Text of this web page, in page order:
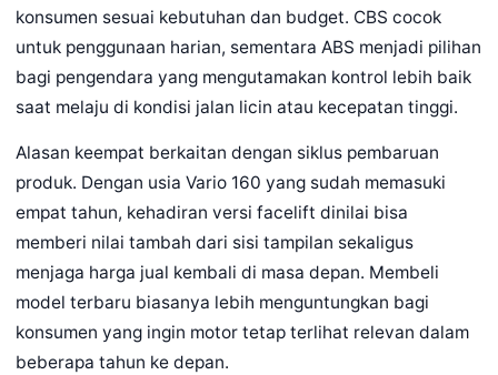
konsumen sesuai kebutuhan dan budget. CBS cocok
untuk penggunaan harian, sementara ABS menjadi pilihan
bagi pengendara yang mengutamakan kontrol lebih baik
saat melaju di kondisi jalan licin atau kecepatan tinggi.
Alasan keempat berkaitan dengan siklus pembaruan
produk. Dengan usia Vario 160 yang sudah memasuki
empat tahun, kehadiran versi facelift dinilai bisa
memberi nilai tambah dari sisi tampilan sekaligus
menjaga harga jual kembali di masa depan. Membeli
model terbaru biasanya lebih menguntungkan bagi
konsumen yang ingin motor tetap terlihat relevan dalam
beberapa tahun ke depan.